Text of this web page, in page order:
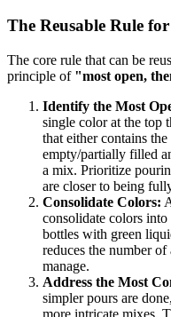
The Reusable Rule
The core rule that can be
principle of "most open,
Identify the Most
single color at the top
that either contains
empty/partially filled
a mix. Prioritize
are closer to being
Consolidate Colors:
consolidate colors
bottles with green
reduces the number
manage.
Address the Most
simpler pours are
more intricate mixes.